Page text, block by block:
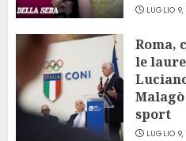
LUGLIO
Roma,
le
sport
LUGLIO